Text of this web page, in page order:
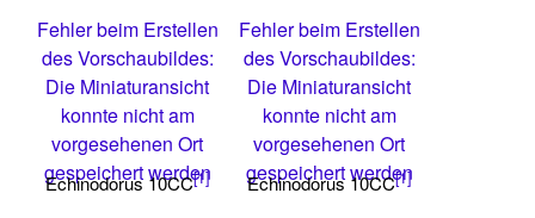
Fehler beim Erstellen
des Vorschaubildes:
Die Miniaturansicht
konnte nicht am
vorgesehenen Ort
gespeichert werden
Echinodorus 10CC[1]
Fehler beim Erstellen
des Vorschaubildes:
Die Miniaturansicht
konnte nicht am
vorgesehenen Ort
gespeichert werden
Echinodorus 10CC[1]